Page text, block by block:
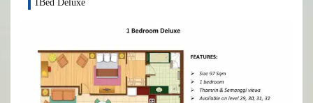
1Bed Deluxe